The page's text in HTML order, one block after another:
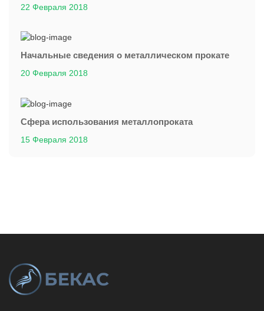
22 Февраля 2018
Начальные сведения о металлическом прокате
20 Февраля 2018
Сфера использования металлопроката
15 Февраля 2018